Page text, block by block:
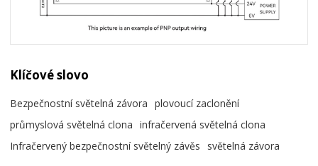
Klíčové slovo
Bezpečnostní světelná závora
plovoucí zaclonění
průmyslová světelná clona
infračervená světelná clona
Infračervený bezpečnostní světelný závěs
světelná závora